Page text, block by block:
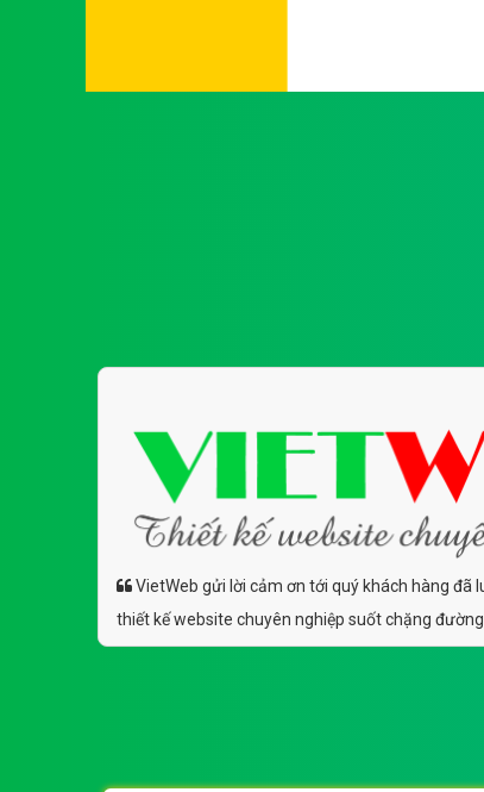
VietWeb gửi lời cảm ơn tới quý khách hàng đã
thiết kế website chuyên nghiệp suốt chặng